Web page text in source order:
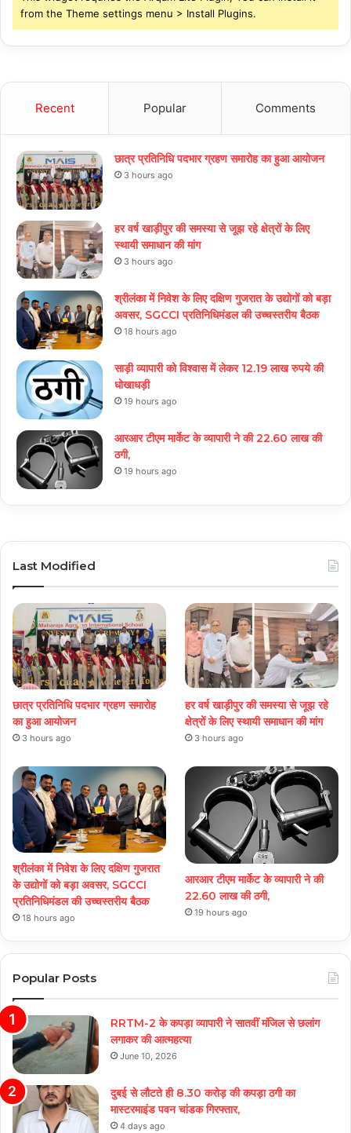
from the Theme settings menu > Install Plugins.
Recent Popular Comments
छात्र प्रतिनिधि पदभार ग्रहण समारोह का हुआ आयोजन
3 hours ago
हर वर्ष खाड़ीपुर की समस्या से जूझ रहे क्षेत्रों के लिए
स्थायी समाधान की मांग
3 hours ago
श्रीलंका में निवेश के लिए दक्षिण गुजरात के उद्योगों को बड़ा
अवसर, SGCCI प्रतिनिधिमंडल की उच्चस्तरीय बैठक
18 hours ago
साड़ी व्यापारी को विश्वास में लेकर 12.19 लाख रुपये की
धोखाधड़ी
19 hours ago
आरआर टीएम मार्केट के व्यापारी ने की 22.60 लाख की
ठगी,
19 hours ago
Last Modified
छात्र प्रतिनिधि पदभार ग्रहण समारोह
का हुआ आयोजन
3 hours ago
हर वर्ष खाड़ीपुर की समस्या से जूझ रहे
क्षेत्रों के लिए स्थायी समाधान की मांग
3 hours ago
श्रीलंका में निवेश के लिए दक्षिण गुजरात
के उद्योगों को बड़ा अवसर, SGCCI
प्रतिनिधिमंडल की उच्चस्तरीय बैठक
18 hours ago
आरआर टीएम मार्केट के व्यापारी ने की
22.60 लाख की ठगी,
19 hours ago
Popular Posts
RRTM-2 के कपड़ा व्यापारी ने सातवीं मंजिल से छलांग
लगाकर की आत्महत्या
June 10, 2026
दुबई से लौटते ही 8.30 करोड़ की कपड़ा ठगी का
मास्टरमाइंड पवन चांडक गिरफ्तार,
4 days ago